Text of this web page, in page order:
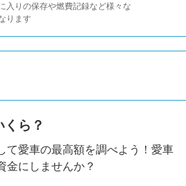
入りの保存や燃費記録など様々な
ります
ら？
て愛車の最高額を調べよう！愛車
金にしませんか？